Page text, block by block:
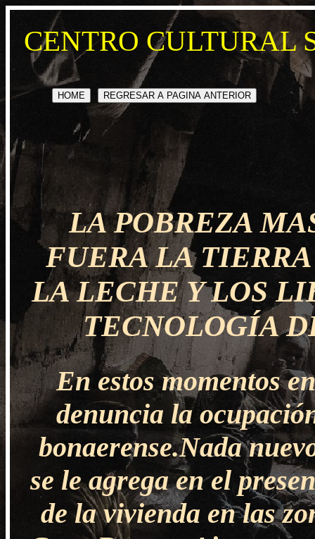
CENTRO CULTURAL
HOME REGRESAR A PAGINA ANTERIOR
LA POBREZA
FUERA LA
LA LECHE Y LOS
TECNOLOGÍA
En estos momentos
denuncia la
bonaerense.Nada
se le agrega en el
de la vivienda en las